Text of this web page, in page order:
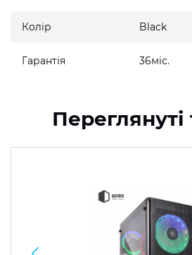
Колір Black
Гарантія 36міс.
Переглянуті